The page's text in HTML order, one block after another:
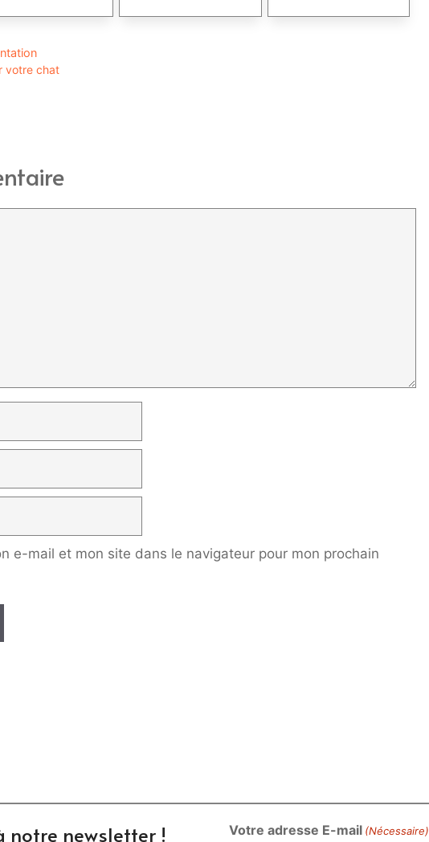
votre chat
e-mail et mon site dans le navigateur pour mon prochain
notre newsletter ! Votre adresse E-mail (Nécessaire)